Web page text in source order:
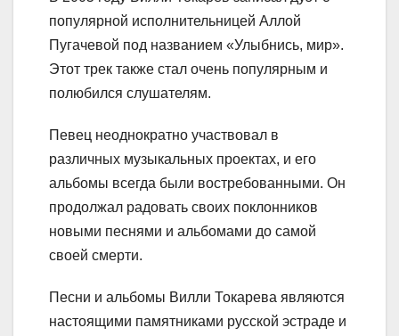
популярной исполнительницей Аллой
Пугачевой под названием «Улыбнись, мир».
Этот трек также стал очень популярным и
полюбился слушателям.
Певец неоднократно участвовал в
различных музыкальных проектах, и его
альбомы всегда были востребованными. Он
продолжал радовать своих поклонников
новыми песнями и альбомами до самой
своей смерти.
Песни и альбомы Вилли Токарева являются
настоящими памятниками русской эстраде и